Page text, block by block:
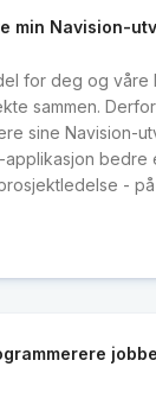
min Navision-
for deg og våre
sammen.
sine Navision-
bedre
-